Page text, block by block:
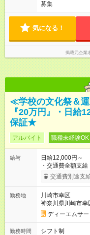
募集
気になる！
掲載元企業
≪学校の文化祭＆
『20万円』・日給
保証★
アルバイト 職種未経験OK
給与
日給12,000円～
・交通費全額支
あり ・－・－・－・－・－・－・－・－・－・－・ ★☆入社祝
金20万円★☆ ※1
－・－・－・－・－・ ≪給与例≫ 月22日働いた場合
万4，000円 ＝12，000
20時間×1，226円
【試用期間】試用
交通費別途支
勤務地
川崎市幸区
神奈川県川崎市幸
ディーエムサ
勤務時間
シフト制